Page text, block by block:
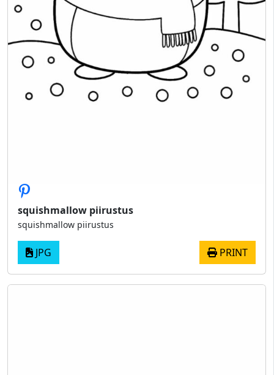
squishmallow piirustus
squishmallow piirustus
JPG PRINT